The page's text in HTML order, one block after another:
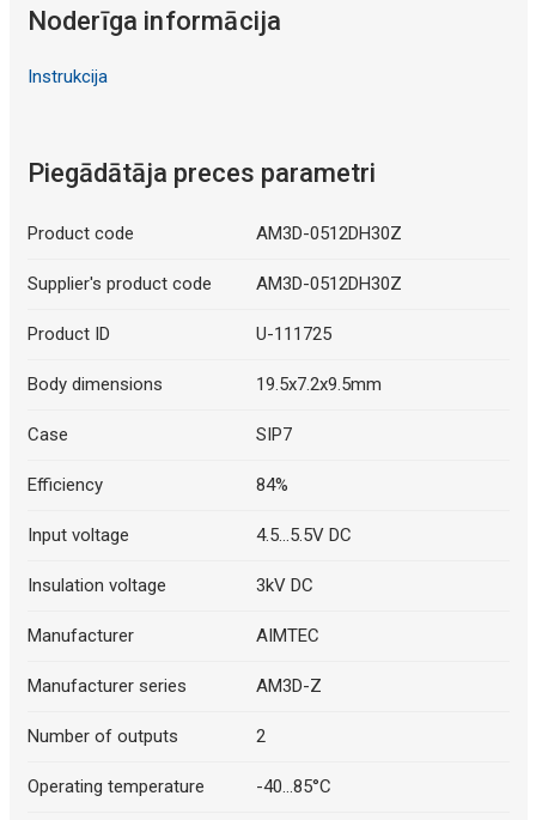
Noderīga informācija
Instrukcija
Piegādātāja preces parametri
Product code AM3D-0512DH30Z
Supplier's product code AM3D-0512DH30Z
Product ID U-111725
Body dimensions 19.5x7.2x9.5mm
Case SIP7
Efficiency 84%
Input voltage 4.5...5.5V DC
Insulation voltage 3kV DC
Manufacturer AIMTEC
Manufacturer series AM3D-Z
Number of outputs 2
Operating temperature -40...85°C